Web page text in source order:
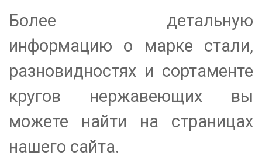
Более детальную
информацию о марке стали,
разновидностях и сортаменте
кругов нержавеющих вы
можете найти на страницах
нашего сайта.